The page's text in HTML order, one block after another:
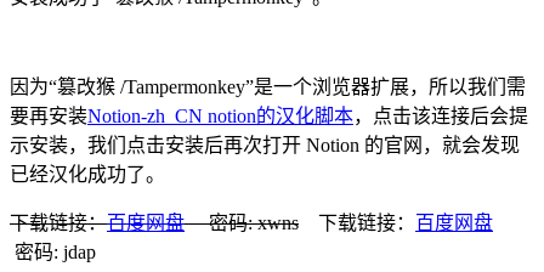
因为“篡改猴 /Tampermonkey”是一个浏览器扩展，所以我们需
要再安装Notion-zh_CN notion的汉化脚本，点击该连接后会提
示安装，我们点击安装后再次打开 Notion 的官网，就会发现
已经汉化成功了。
下载链接：百度网盘密码: xwns 下载链接： 百度网盘
密码: jdap